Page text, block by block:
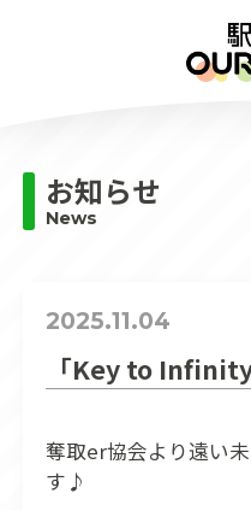
ストーリー
Story
Character
ゲームシステ
Game system
フェア情報
Fair information
お知らせ
News
2025.11.04
「Key to
奪取er協会より遠い
す♪